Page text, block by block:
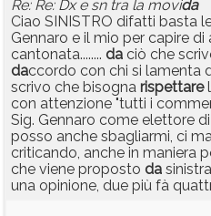
Re: Re: Dx e sn tra la movida
Ciao SINISTRO difatti basta
Gennaro e il mio per capire
cantonata........ da ciò che
daccordo con chi si lamenta
scrivo che bisogna rispettare
con attenzione "tutti i
Sig. Gennaro come elettore
posso anche sbagliarmi, ci
criticando, anche in maniera
che viene proposto da
una opinione, due più fà